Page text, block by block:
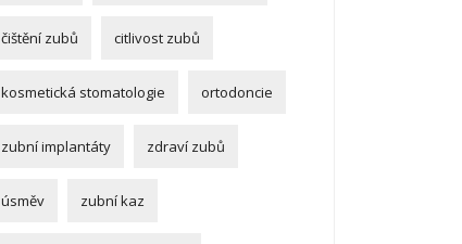
čištění zubů citlivost zubů
kosmetická stomatologie ortodoncie
zubní implantáty zdraví zubů
úsměv zubní kaz